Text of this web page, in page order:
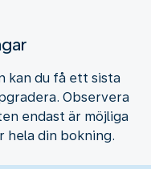
kan du få ett sista
Observera
endast är möjliga
din bokning.